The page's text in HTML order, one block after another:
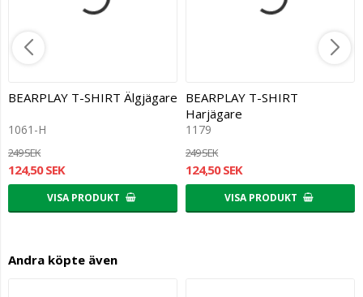
BEARPLAY T-SHIRT Älgjägare
1061-H
249 SEK
124,50 SEK
VISA PRODUKT
BEARPLAY T-SHIRT
Harjägare
1179
249 SEK
124,50 SEK
VISA PRODUKT
Andra köpte även